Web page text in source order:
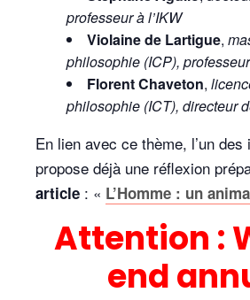
professeur à l’IKW
Violaine de Lartigue,
philosophie (ICP),
Florent Chaveton,
philosophie (ICT), directeur
En lien avec ce thème, l’un
propose déjà une réflexion
article : « L’Homme : un
Attention :
end